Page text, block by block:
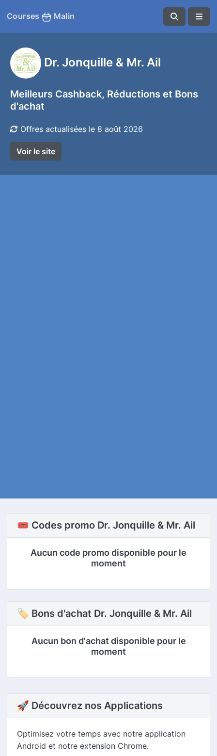
Courses Malin
Dr. Jonquille & Mr. Ail
Meilleurs Cashback, Réductions et Bons
d'achat
Offres actualisées le 8 août 2026
Voir le site
🎟️ Codes promo Dr. Jonquille & Mr. Ail
Aucun code promo disponible pour le
moment
🏷 Bons d'achat Dr. Jonquille & Mr. Ail
Aucun bon d'achat disponible pour le
moment
🚀 Découvrez nos Applications
Optimisez votre temps avec notre application
Android et notre extension Chrome.